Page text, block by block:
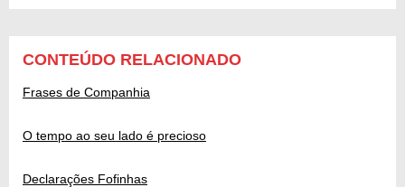
CONTEÚDO RELACIONADO
Frases de Companhia
O tempo ao seu lado é precioso
Declarações Fofinhas